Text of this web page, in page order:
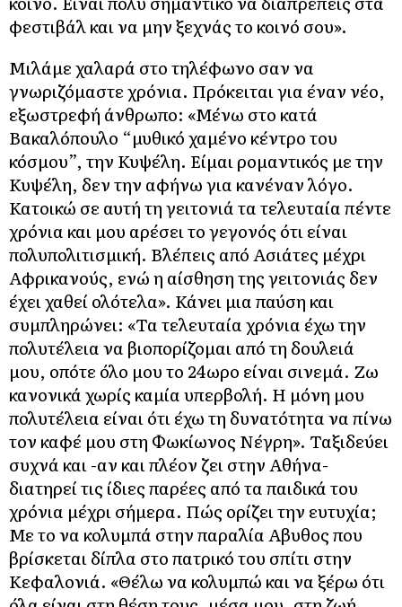
φεστιβάλ και να μην ξεχνάς το κοινό σου».
Μιλάμε χαλαρά στο τηλέφωνο σαν να
γνωριζόμαστε χρόνια. Πρόκειται για έναν νέο,
εξωστρεφή άνθρωπο: «Μένω στο κατά
Βακαλόπουλο “μυθικό χαμένο κέντρο του
κόσμου”, την Κυψέλη. Είμαι ρομαντικός με την
Κυψέλη, δεν την αφήνω για κανέναν λόγο.
Κατοικώ σε αυτή τη γειτονιά τα τελευταία πέντε
χρόνια και μου αρέσει το γεγονός ότι είναι
πολυπολιτισμική. Βλέπεις από Ασιάτες μέχρι
Αφρικανούς, ενώ η αίσθηση της γειτονιάς δεν
έχει χαθεί ολότελα». Κάνει μια παύση και
συμπληρώνει: «Τα τελευταία χρόνια έχω την
πολυτέλεια να βιοπορίζομαι από τη δουλειά
μου, οπότε όλο μου το 24ωρο είναι σινεμά. Ζω
κανονικά χωρίς καμία υπερβολή. Η μόνη μου
πολυτέλεια είναι ότι έχω τη δυνατότητα να πίνω
τον καφέ μου στη Φωκίωνος Νέγρη». Ταξιδεύει
συχνά και -αν και πλέον ζει στην Αθήνα-
διατηρεί τις ίδιες παρέες από τα παιδικά του
χρόνια μέχρι σήμερα. Πώς ορίζει την ευτυχία;
Με το να κολυμπά στην παραλία Αβυθος που
βρίσκεται δίπλα στο πατρικό του σπίτι στην
Κεφαλονιά. «Θέλω να κολυμπώ και να ξέρω ότι